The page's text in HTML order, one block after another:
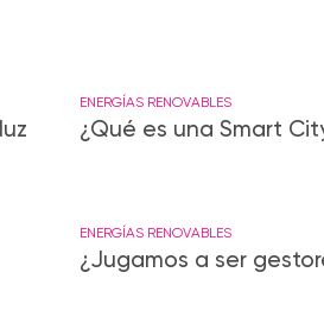
ENERGÍAS RENOVABLES
¿Qué es una Smart
ENERGÍAS RENOVABLES
¿Jugamos a ser